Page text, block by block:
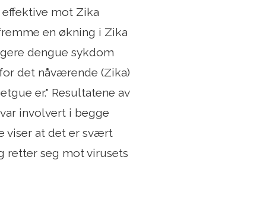
mot Zika
en økning i Zika
dengue sykdom
det nåværende (Zika)
er." Resultatene av
involvert i begge
viser at det er svært
retter seg mot virusets